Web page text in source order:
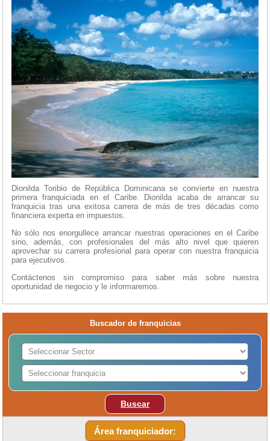
Dionilda Toribio de República Dominicana se convierte en nuestra
primera franquiciada en el Caribe. Dionilda acaba de arrancar su
franquicia tras una exitosa carrera de más de tres décadas como
financiera experta en impuestos.
No sólo nos enorgullece arrancar nuestras operaciones en el Caribe
sino, además, con profesionales del más alto nivel que quieren
aprovechar su carrera profesional para operar con nuestra franquicia
para ejecutivos.
Contáctenos sin compromiso para saber más sobre nuestra
oportunidad de negocio y le informaremos.
Buscador de franquicias
Buscar
Área franquiciador: